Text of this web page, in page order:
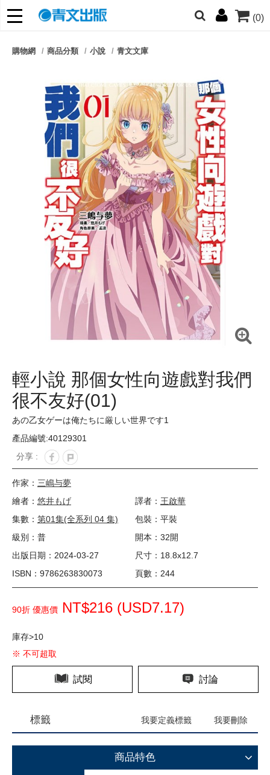
(0)
朋友們，提高警覺！
購物網 商品分類 小說 青文文庫
輕小說 那個女性向遊戲對我們
很不友好(01)
あの乙女ゲーは俺たちに厳しい世界です1
產品編號:40129301
分享 :
作家： 三嶋与夢
繪者： 悠井もげ 譯者： 王啟華
集數： 第01集(全系列 04 集)
包裝：平裝
級別：普
開本：32開
出版日期：2024-03-27
尺寸：18.8x12.7
ISBN：9786263830073
頁數：244
90折 優惠價 NT$216 (USD7.17)
庫存>10
※ 不可超取
試閱 討論
標籤 我要定義標籤 我要刪除
商品特色